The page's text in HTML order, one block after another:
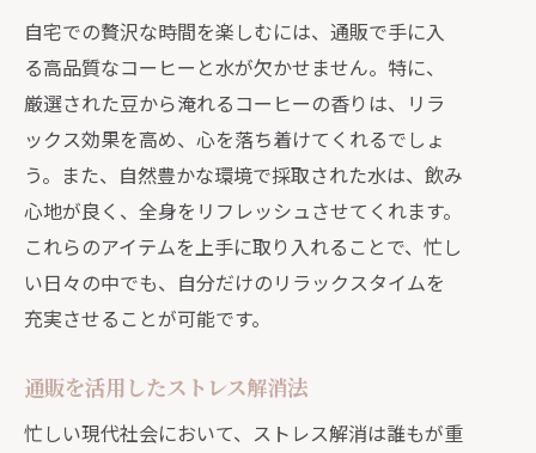
自宅での贅沢な時間を楽しむには、通販で手に入
る高品質なコーヒーと水が欠かせません。特に、
厳選された豆から淹れるコーヒーの香りは、リラ
ックス効果を高め、心を落ち着けてくれるでしょ
う。また、自然豊かな環境で採取された水は、飲み
心地が良く、全身をリフレッシュさせてくれます。
これらのアイテムを上手に取り入れることで、忙し
い日々の中でも、自分だけのリラックスタイムを
充実させることが可能です。
通販を活用したストレス解消法
忙しい現代社会において、ストレス解消は誰もが重